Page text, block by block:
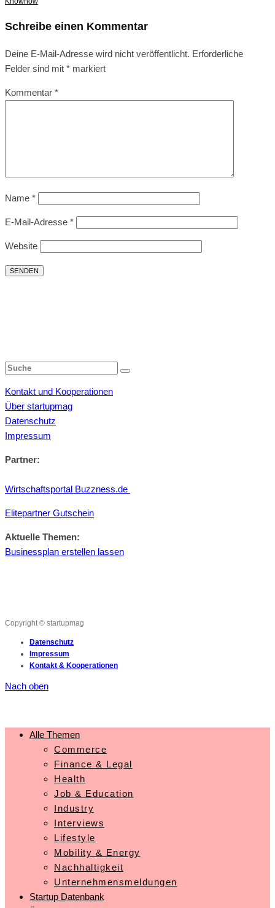
Schreibe einen Kommentar
Deine E-Mail-Adresse wird nicht veröffentlicht. Erforderliche
Felder sind mit * markiert
Kommentar *
Name *
E-Mail-Adresse *
Website
Kontakt und Kooperationen
Über startupmag
Datenschutz
Impressum
Partner:
Wirtschaftsportal Buzzness.de
Elitepartner Gutschein
Aktuelle Themen:
Businessplan erstellen lassen
Copyright © startupmag
Datenschutz
Impressum
Kontakt & Kooperationen
Nach oben
Alle Themen
Commerce
Finance & Legal
Health
Job & Education
Industry
Interviews
Lifestyle
Mobility & Energy
Nachhaltigkeit
Unternehmensmeldungen
Startup Datenbank